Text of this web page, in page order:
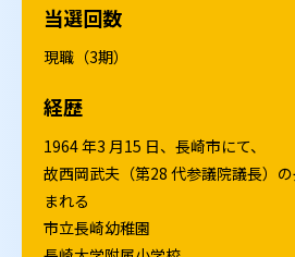
当選回数
現職（3期）
経歴
1964 年3 月15 日、長崎市にて、
故西岡武夫（第28 代参議院議長）
まれる
市立長崎幼稚園